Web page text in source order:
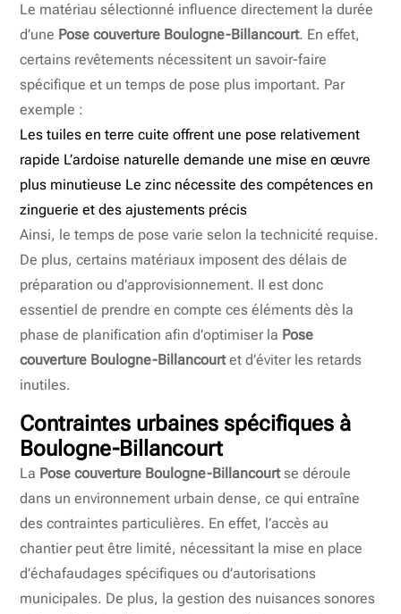
Le matériau sélectionné influence directement la durée
d’une Pose couverture Boulogne-Billancourt. En effet,
certains revêtements nécessitent un savoir-faire
spécifique et un temps de pose plus important. Par
exemple :
Les tuiles en terre cuite offrent une pose relativement
rapide L’ardoise naturelle demande une mise en œuvre
plus minutieuse Le zinc nécessite des compétences en
zinguerie et des ajustements précis
Ainsi, le temps de pose varie selon la technicité requise.
De plus, certains matériaux imposent des délais de
préparation ou d’approvisionnement. Il est donc
essentiel de prendre en compte ces éléments dès la
phase de planification afin d’optimiser la Pose
couverture Boulogne-Billancourtet d’éviter les retards
inutiles.
Contraintes urbaines spécifiques à
Boulogne-Billancourt
La Pose couverture Boulogne-Billancourtse déroule
dans un environnement urbain dense, ce qui entraîne
des contraintes particulières. En effet, l’accès au
chantier peut être limité, nécessitant la mise en place
d’échafaudages spécifiques ou d’autorisations
municipales. De plus, la gestion des nuisances sonores